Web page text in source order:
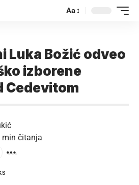
Aa
Luka Božić odveo
izborene
Cedevitom
min čitanja